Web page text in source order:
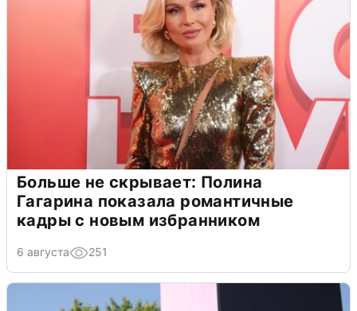
Больше не скрывает: Полина
Гагарина показала романтичные
кадры с новым избранником
6 августа 251